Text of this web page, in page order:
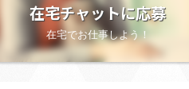
在宅チャットに応募
在宅でお仕事しよう！